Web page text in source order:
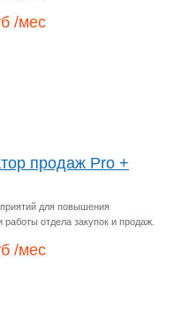
/мес
продаж Pro +
для повышения
отдела закупок и продаж.
/мес